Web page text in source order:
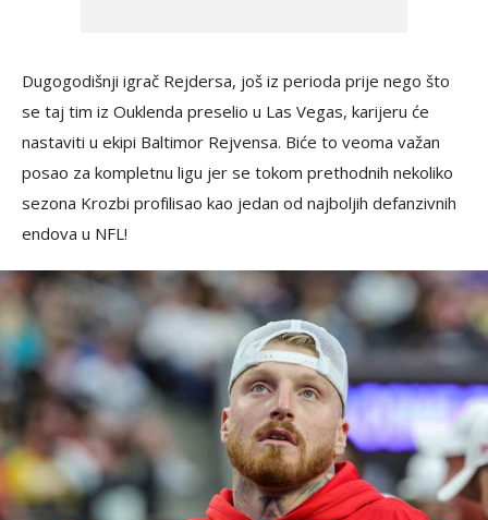
Dugogodišnji igrač Rejdersa, još iz perioda prije nego što
se taj tim iz Ouklenda preselio u Las Vegas, karijeru će
nastaviti u ekipi Baltimor Rejvensa. Biće to veoma važan
posao za kompletnu ligu jer se tokom prethodnih nekoliko
sezona Krozbi profilisao kao jedan od najboljih defanzivnih
endova u NFL!